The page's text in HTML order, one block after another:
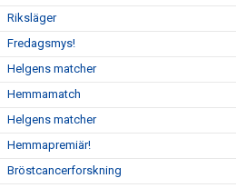
Riksläger
Fredagsmys!
Helgens matcher
Hemmamatch
Helgens matcher
Hemmapremiär!
Bröstcancerforskning